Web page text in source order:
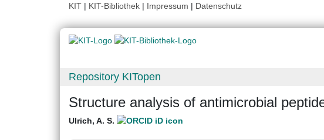
KIT | KIT-Bibliothek | Impressum | Datenschutz
Repository KITopen
Structure analysis of antimicrobial
Ulrich, A. S.